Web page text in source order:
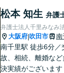
あれば出張相談にも
りますのでお気軽に
ださい。
松本 知生 弁護
弁護士法人千里みなみ
大阪府|吹田市 南
南千里駅 徒歩6分／
故、相続、離婚な
決実績がございます